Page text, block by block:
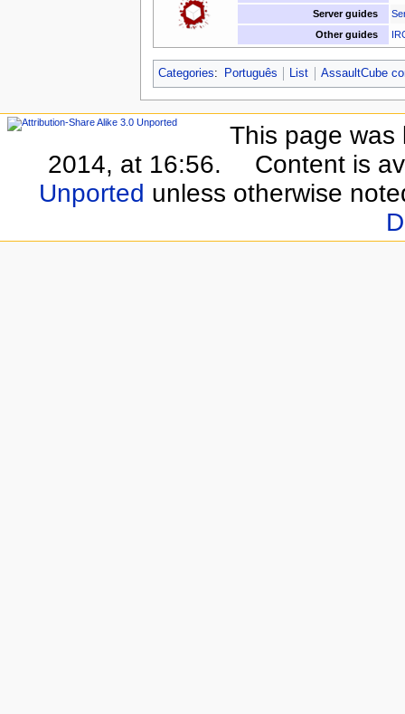
Server guides
Other guides
Categories: Português List AssaultCube
This page was
2014, at 16:56.
Content is
Unported unless otherwise